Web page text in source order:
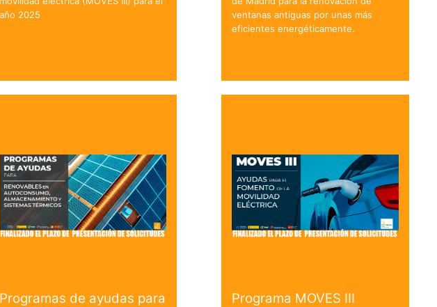
año 2025
ventanas antiguas por unas más
eficientes energéticamente.
Programas de ayudas para
Programa MOVES III